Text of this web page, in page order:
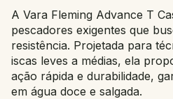
A Vara Fleming Advance T
pescadores exigentes que
resistência. Projetada para
iscas leves a médias, ela
ação rápida e durabilidade,
em água doce e salgada.